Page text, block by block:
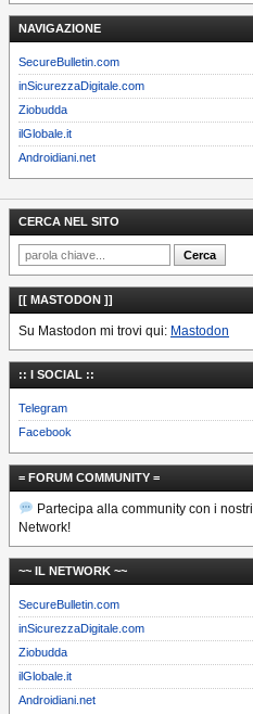
NAVIGAZIONE
SecureBulletin.com
inSicurezzaDigitale.com
Ziobudda
ilGlobale.it
Androidiani.net
CERCA NEL SITO
[[ MASTODON ]]
Su Mastodon mi trovi qui: Mastodon
:: I SOCIAL ::
Telegram
Facebook
= FORUM COMMUNITY =
Partecipa alla community con i nostri
Network!
~~ IL NETWORK ~~
SecureBulletin.com
inSicurezzaDigitale.com
Ziobudda
ilGlobale.it
Androidiani.net